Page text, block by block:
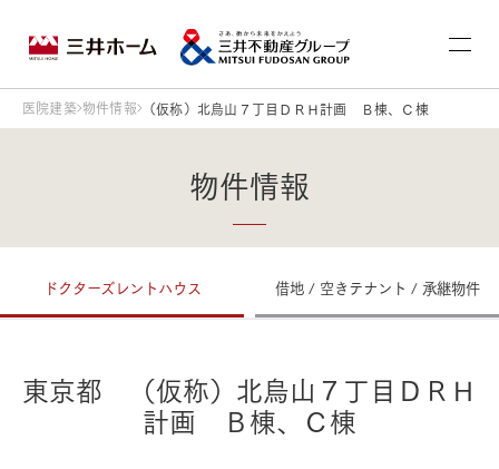
医院建築 物件情報 （仮称）北烏山７丁目ＤＲＨ計画 Ｂ棟、Ｃ棟
物件情報
ドクターズレントハウス 借地 / 空きテナント / 承継物件
東京都 （仮称）北烏山７丁目ＤＲＨ
計画 Ｂ棟、Ｃ棟